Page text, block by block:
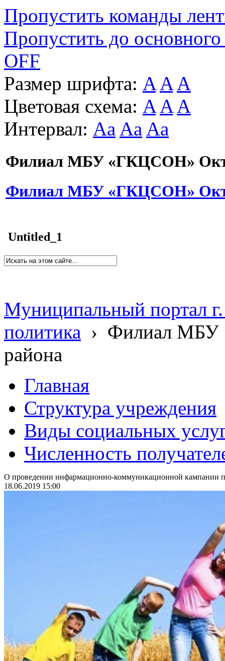
Пропустить команды
Пропустить до основного
OFF
Размер шрифта: A A A
Цветовая схема: A A A
Интервал: Aa Aa Aa
Филиал МБУ «ГКЦСОН»
Филиал МБУ «ГКЦСОН»
Untitled_1
Муниципальный портал
политика › Филиал МБУ
района
Главная
Структура учреждения
Виды социальных
Численность
О проведении инфармационно-коммуникационной кампании
18.06.2019 15:00